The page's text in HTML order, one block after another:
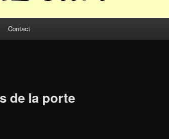
Contact
de la porte